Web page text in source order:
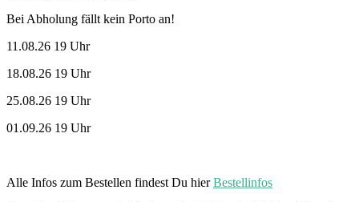
Bei Abholung fällt kein Porto an!
11.08.26 19 Uhr
18.08.26 19 Uhr
25.08.26 19 Uhr
01.09.26 19 Uhr
Alle Infos zum Bestellen findest Du hierBestellinfos